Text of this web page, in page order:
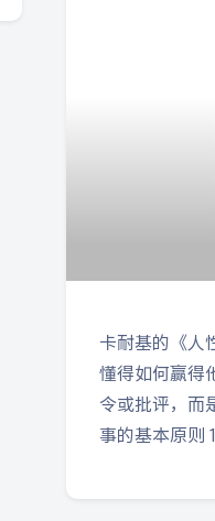
卡耐基的《人
懂得如何赢得
令或批评，而
事的基本原则